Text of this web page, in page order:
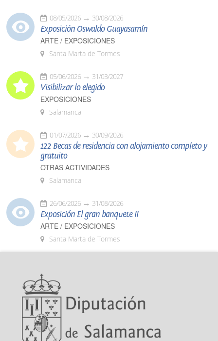
08/05/2026 30/08/2026
Exposición Oswaldo Guayasamín
ARTE / EXPOSICIONES
Santa Marta de Tormes
05/06/2026 31/03/2027
Visibilizar lo elegido
EXPOSICIONES
Salamanca
01/07/2026 30/09/2026
122 Becas de residencia con alojamiento completo y
gratuito
OTRAS ACTIVIDADES
Salamanca
26/06/2026 31/08/2026
Exposición El gran banquete II
ARTE / EXPOSICIONES
Santa Marta de Tormes